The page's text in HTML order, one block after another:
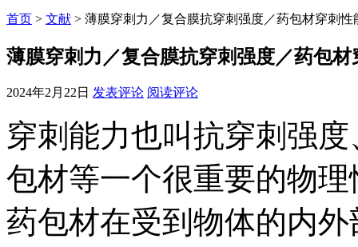
首页 > 文献 > 薄膜穿刺力／复合膜抗穿刺强度／药包材穿刺性
薄膜穿刺力／复合膜抗穿刺强度／药包材
2024年2月22日 发表评论 阅读评论
穿刺能力也叫抗穿刺强
包材等一个很重要的物
药包材在受到物体的内